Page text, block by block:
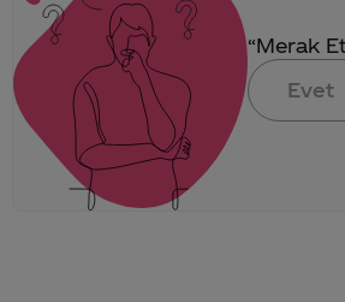
“Merak
Evet